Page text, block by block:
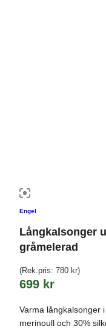
Engel
Långkalsonger
gråmelerad
(Rek.pris: 780 kr)
699 kr
Varma långkalsonger
merinoull och 30%